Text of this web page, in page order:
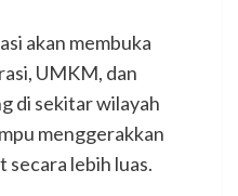
akan membuka
UMKM, dan
di sekitar wilayah
menggerakkan
secara lebih luas.